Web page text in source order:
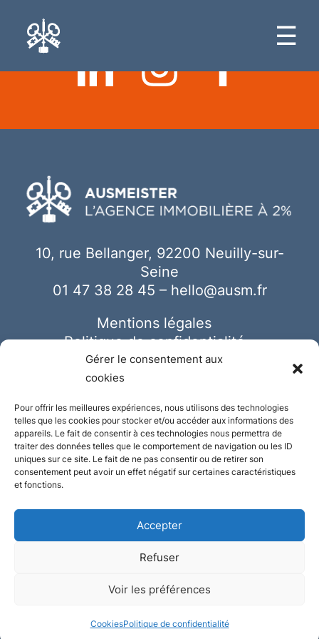
Gérer le consentement aux
cookies
Pour offrir les meilleures expériences, nous utilisons des technologies
telles que les cookies pour stocker et/ou accéder aux informations des
appareils. Le fait de consentir à ces technologies nous permettra de
traiter des données telles que le comportement de navigation ou les ID
uniques sur ce site. Le fait de ne pas consentir ou de retirer son
consentement peut avoir un effet négatif sur certaines caractéristiques
et fonctions.
Accepter
Refuser
Voir les préférences
CookiesPolitique de confidentialité
☰
10, rue Bellanger, 92200 Neuilly-sur-
Seine
01 47 38 28 45 – hello@ausm.fr
Mentions légales
Politique de confidentialité
Cookies
Conception et réalisation :Plate